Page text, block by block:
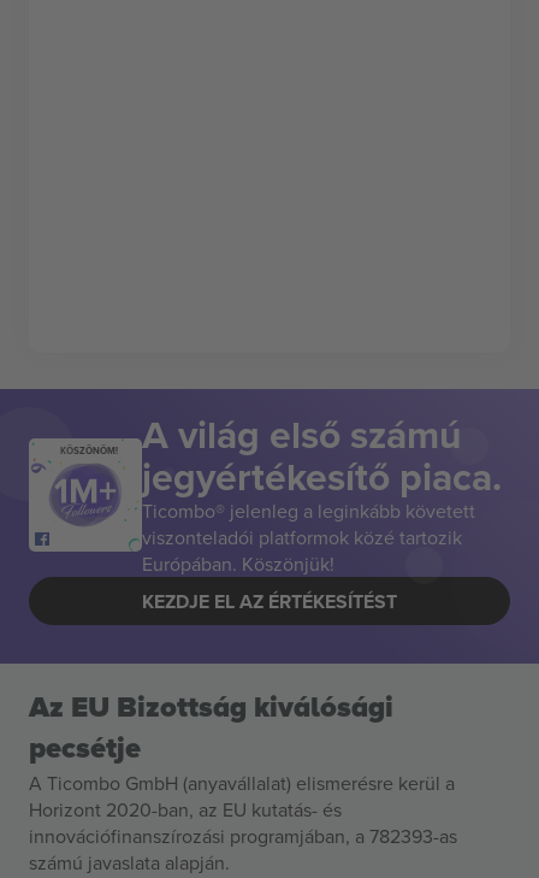
KÖSZÖNÖM! A világ első számú
jegyértékesítő piaca.
Ticombo® jelenleg a leginkább követett
viszonteladói platformok közé tartozik
Európában. Köszönjük!
KEZDJE EL AZ ÉRTÉKESÍTÉST
Az EU Bizottság kiválósági
pecsétje
A Ticombo GmbH (anyavállalat) elismerésre kerül a
Horizont 2020-ban, az EU kutatás- és
innovációfinanszírozási programjában, a 782393-as
számú javaslata alapján.